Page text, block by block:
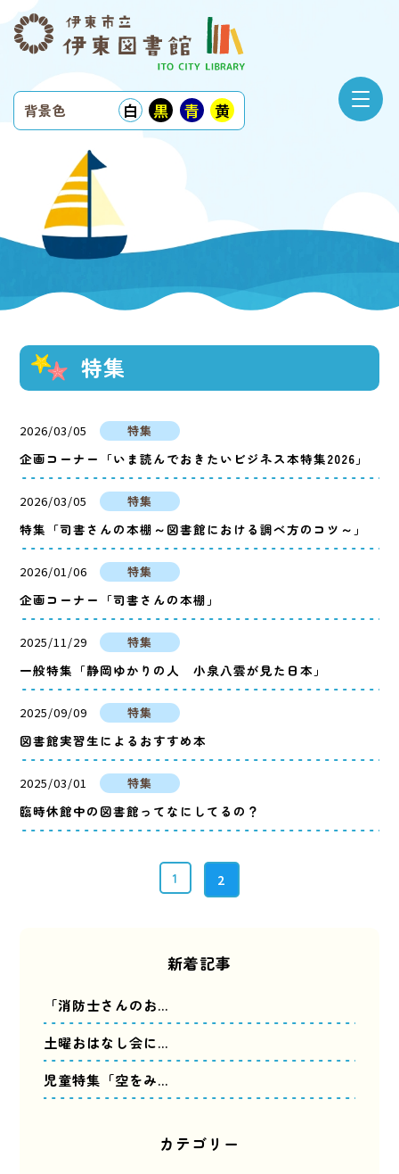
背景色 白 黒 青 黄
特集
2026/03/05 特集
企画コーナー「いま読んでおきたいビジネス本特集2026」
2026/03/05 特集
特集「司書さんの本棚～図書館における調べ方のコツ～」
2026/01/06 特集
企画コーナー「司書さんの本棚」
2025/11/29 特集
一般特集「静岡ゆかりの人 小泉八雲が見た日本」
2025/09/09 特集
図書館実習生によるおすすめ本
2025/03/01 特集
臨時休館中の図書館ってなにしてるの？
1 2
新着記事
「消防士さんのお…
土曜おはなし会に…
児童特集「空をみ…
カテゴリー